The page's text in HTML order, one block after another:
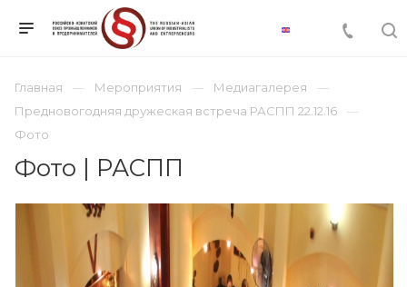
Главная Мероприятия
Медиагалерея
Предновогодняя дружеская встреча РАСПП 22.12.16
Фото
Фото | РАСПП